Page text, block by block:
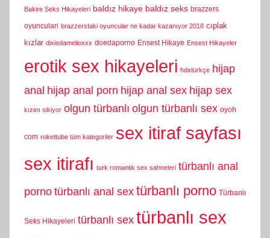
Bakire Seks Hikayeleri baldız hikaye baldız seks brazzers
oyunculari brazzerstaki oyuncular ne kadar kazanıyor 2018 cıplak
kızlar dixiedamelioxxx doedaporno Ensest Hikaye Ensest Hikayeler
erotik sex hikayeleri hdxtürkçe hijap
anal hijap anal porn hijap anal sex hijap sex
kızını sikiyor olgun türbanlı olgun türbanlı sex oyoh
com rokettube tüm kategoriler sex itiraf sayfası
sex itirafı turk romantik sex sahneleri türbanlı anal
porno türbanlı anal sex türbanlı porno Türbanlı
Seks Hikayeleri türbanlı sex türbanlı sex